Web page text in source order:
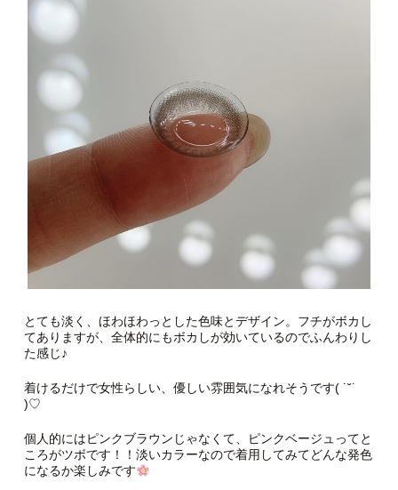
とても淡く、ほわほわっとした色味とデザイン。フチがボカし
てありますが、全体的にもボカしが効いているのでふんわりし
た感じ♪
着けるだけで女性らしい、優しい雰囲気になれそうです( ˙˘˙
)♡
個人的にはピンクブラウンじゃなくて、ピンクベージュってと
ころがツボです！！淡いカラーなので着用してみてどんな発色
になるか楽しみです